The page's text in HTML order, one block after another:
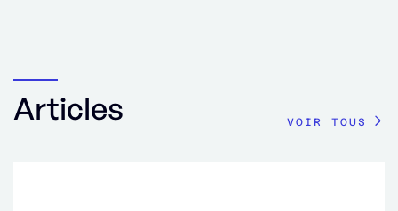
Articles VOIR TOUS